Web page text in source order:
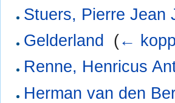
Stuers, Pierre Jean
Gelderland
(←
Renne, Henricus
Herman van den